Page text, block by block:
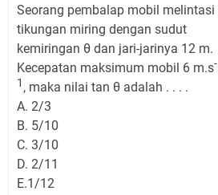
Seorang pembalap mobil melintasi
tikungan miring dengan sudut
kemiringan θ dan jari-jarinya 12 m.
Kecepatan maksimum mobil 6 m.s-
1 , maka nilai tan θ adalah . . . .
A. 2/3
B. 5/10
C. 3/10
D. 2/11
E.1/12